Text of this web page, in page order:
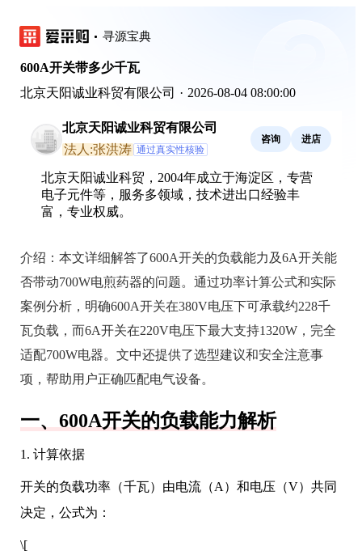
寻源宝典
600A开关带多少千瓦
北京天阳诚业科贸有限公司 · 2026-08-04 08:00:00
北京天阳诚业科贸有限公司
法人:张洪涛 通过真实性核验
咨询 进店
北京天阳诚业科贸，2004年成立于海淀区，专营
电子元件等，服务多领域，技术进出口经验丰
富，专业权威。
介绍： 本文详细解答了600A开关的负载能力及6A开关能
否带动700W电煎药器的问题。通过功率计算公式和实际
案例分析，明确600A开关在380V电压下可承载约228千
瓦负载，而6A开关在220V电压下最大支持1320W，完全
适配700W电器。文中还提供了选型建议和安全注意事
项，帮助用户正确匹配电气设备。
一、600A开关的负载能力解析
1. 计算依据
开关的负载功率（千瓦）由电流（A）和电压（V）共同
决定，公式为：
\[